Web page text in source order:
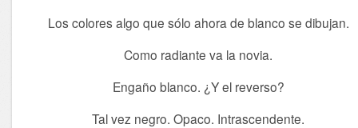
Los colores algo que sólo ahora de blanco se dibujan.
Como radiante va la novia.
Engaño blanco. ¿Y el reverso?
Tal vez negro. Opaco. Intrascendente.